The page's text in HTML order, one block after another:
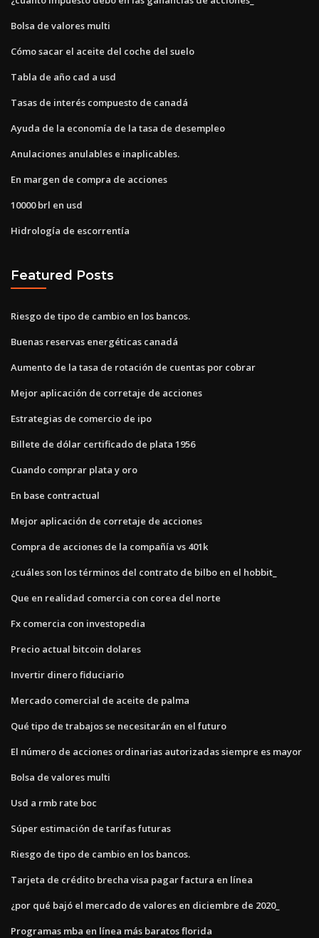
Bolsa de valores multi
Cómo sacar el aceite del coche del suelo
Tabla de año cad a usd
Tasas de interés compuesto de canadá
Ayuda de la economía de la tasa de desempleo
Anulaciones anulables e inaplicables.
En margen de compra de acciones
10000 brl en usd
Hidrología de escorrentía
Featured Posts
Riesgo de tipo de cambio en los bancos.
Buenas reservas energéticas canadá
Aumento de la tasa de rotación de cuentas por cobrar
Mejor aplicación de corretaje de acciones
Estrategias de comercio de ipo
Billete de dólar certificado de plata 1956
Cuando comprar plata y oro
En base contractual
Mejor aplicación de corretaje de acciones
Compra de acciones de la compañía vs 401k
¿cuáles son los términos del contrato de bilbo en el hobbit_
Que en realidad comercia con corea del norte
Fx comercia con investopedia
Precio actual bitcoin dolares
Invertir dinero fiduciario
Mercado comercial de aceite de palma
Qué tipo de trabajos se necesitarán en el futuro
El número de acciones ordinarias autorizadas siempre es mayor
Bolsa de valores multi
Usd a rmb rate boc
Súper estimación de tarifas futuras
Riesgo de tipo de cambio en los bancos.
Tarjeta de crédito brecha visa pagar factura en línea
¿por qué bajó el mercado de valores en diciembre de 2020_
Programas mba en línea más baratos florida